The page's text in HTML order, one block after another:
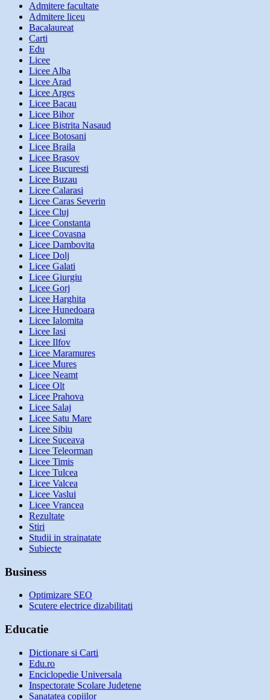
Admitere facultate
Admitere liceu
Bacalaureat
Carti
Edu
Licee
Licee Alba
Licee Arad
Licee Arges
Licee Bacau
Licee Bihor
Licee Bistrita Nasaud
Licee Botosani
Licee Braila
Licee Brasov
Licee Bucuresti
Licee Buzau
Licee Calarasi
Licee Caras Severin
Licee Cluj
Licee Constanta
Licee Covasna
Licee Dambovita
Licee Dolj
Licee Galati
Licee Giurgiu
Licee Gorj
Licee Harghita
Licee Hunedoara
Licee Ialomita
Licee Iasi
Licee Ilfov
Licee Maramures
Licee Mures
Licee Neamt
Licee Olt
Licee Prahova
Licee Salaj
Licee Satu Mare
Licee Sibiu
Licee Suceava
Licee Teleorman
Licee Timis
Licee Tulcea
Licee Valcea
Licee Vaslui
Licee Vrancea
Rezultate
Stiri
Studii in strainatate
Subiecte
Business
Optimizare SEO
Scutere electrice dizabilitati
Educatie
Dictionare si Carti
Edu.ro
Enciclopedie Universala
Inspectorate Scolare Judetene
Sanatatea copiilor